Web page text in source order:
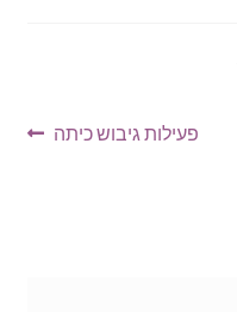
הפוסט
פעילות גיבוש כיתה